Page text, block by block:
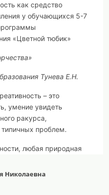
как средство
у обучающихся 5-7
«Цветной тюбик»
Тунева Е.Н.
– это
умение увидеть
ракурса,
проблем.
любая природная
обучающихся к
возраст – это лучший
мышления. В
Николаевна